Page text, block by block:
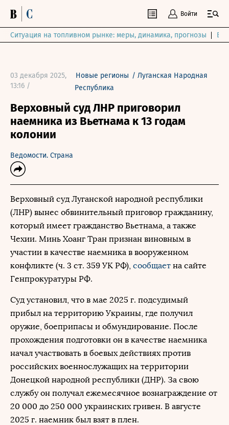
Войти
Ситуация на топливном рынке: меры, динамика, прогнозы
03 декабря 2025,
13:16 /
Новые регионы /Луганская Народная
Республика
Верховный суд ЛНР приговорил
наемника из Вьетнама к 13 годам
колонии
Ведомости. Страна
Верховный суд Луганской народной республики
(ЛНР) вынес обвинительный приговор гражданину,
который имеет гражданство Вьетнама, а также
Чехии. Минь Хоанг Тран признан виновным в
участии в качестве наемника в вооруженном
конфликте (ч. 3 ст. 359 УК РФ), сообщает на сайте
Генпрокуратуры РФ.
Суд установил, что в мае 2025 г. подсудимый
прибыл на территорию Украины, где получил
оружие, боеприпасы и обмундирование. После
прохождения подготовки он в качестве наемника
начал участвовать в боевых действиях против
российских военнослужащих на территории
Донецкой народной республики (ДНР). За свою
службу он получал ежемесячное вознаграждение от
20 000 до 250 000 украинских гривен. В августе
2025 г. наемник был взят в плен.